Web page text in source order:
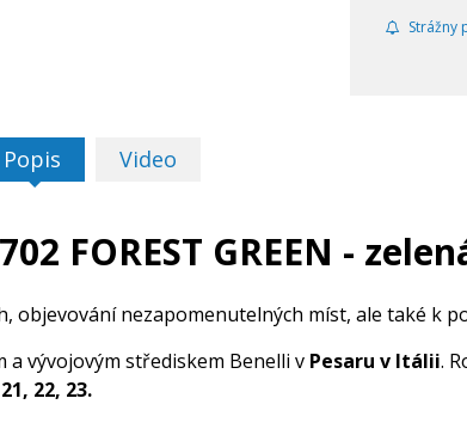
Strážny
Popis Video
FOREST GREEN -
objevování nezapomenutelných míst, ale také k
vývojovým střediskem Benelli v Pesaru v Itálii.
22, 23.